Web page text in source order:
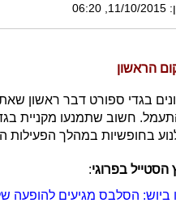
הראשון
בגדי ספורט דבר ראשון
חשוב שתמנעו מקניית
בחופשיות במהלך הפעילות
הסטייל בפרוגי:
ביוש: הסלבס מגיעים להופעה